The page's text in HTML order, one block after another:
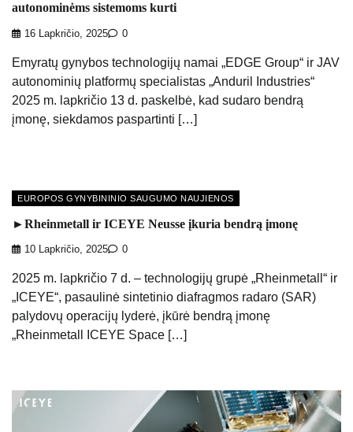
autonominėms sistemoms kurti
16 Lapkričio, 2025 0
Emyratų gynybos technologijų namai „EDGE Group“ ir JAV
autonominių platformų specialistas „Anduril Industries“
2025 m. lapkričio 13 d. paskelbė, kad sudaro bendrą
įmonę, siekdamos paspartinti […]
EUROPOS GYNYBININIO SAUGUMO NAUJIENOS
►Rheinmetall ir ICEYE Neusse įkuria bendrą įmonę
10 Lapkričio, 2025 0
2025 m. lapkričio 7 d. – technologijų grupė „Rheinmetall“ ir
„ICEYE“, pasaulinė sintetinio diafragmos radaro (SAR)
palydovų operacijų lyderė, įkūrė bendrą įmonę
„Rheinmetall ICEYE Space […]